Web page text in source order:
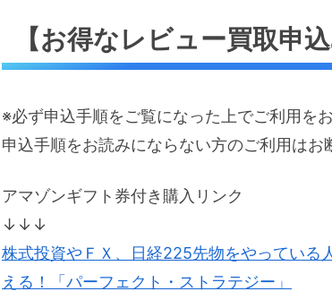
【お得なレビュー買取申込
※必ず申込手順をご覧になった上でご利用を
申込手順をお読みにならない方のご利用はお
アマゾンギフト券付き購入リンク
↓↓↓
株式投資やＦＸ、日経225先物をやっている
える！「パーフェクト・ストラテジー」